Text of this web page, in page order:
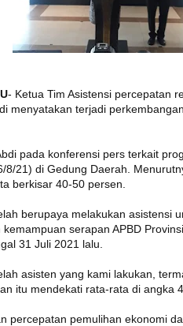
- Ketua Tim Asistensi percepatan
menyatakan terjadi
pada konferensi pers terkait
8/21) di Gedung Daerah.
berkisar 40-50 persen.
berupaya melakukan asistensi
serapan APBD
31 Juli 2021 lalu.
asisten yang kami lakukan,
itu mendekati rata-rata di angka
percepatan pemulihan ekonomi